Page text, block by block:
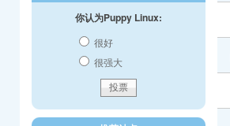
你认为Puppy Linux:
很好
很强大